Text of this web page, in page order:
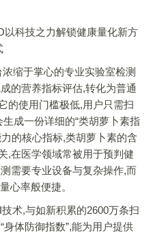
于掌心的专业实验室检测
的营养指标评估,转化为普通
的使用门槛极低,用户只需扫
成一份详细的“类胡萝卜素指
的核心指标,类胡萝卜素的含
,在医学领域常被用于预判健
需要专业设备与复杂操作,而
心率般便捷。
,与如新积累的2600万条扫
体防御指数”,能为用户提供